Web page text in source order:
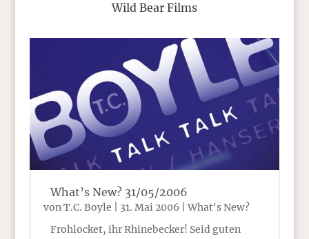
Wild Bear Films
What’s New? 31/05/2006
von T.C. Boyle 31. Mai 2006|What's New?
Frohlocket, ihr Rhinebecker! Seid guten